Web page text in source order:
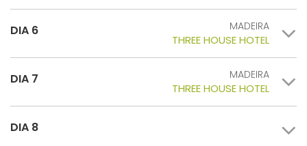
DIA 6 MADEIRA
THREE HOUSE HOTEL
DIA 7 MADEIRA
THREE HOUSE HOTEL
DIA 8